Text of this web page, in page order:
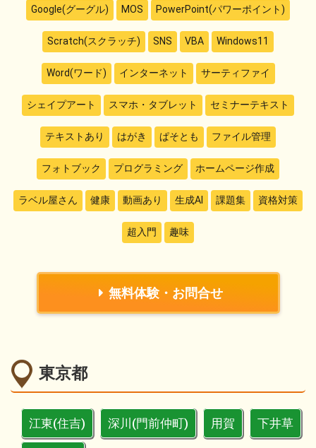
Google(グーグル) MOS PowerPoint(パワーポイント)
Scratch(スクラッチ) SNS VBA Windows11
Word(ワード) インターネット サーティファイ
シェイプアート スマホ・タブレット セミナーテキスト
テキストあり はがき ぱそとも ファイル管理
フォトブック プログラミング ホームページ作成
ラベル屋さん 健康 動画あり 生成AI 課題集 資格対策
超入門 趣味
無料体験・お問合せ
東京都
江東(住吉) 深川(門前仲町) 用賀 下井草